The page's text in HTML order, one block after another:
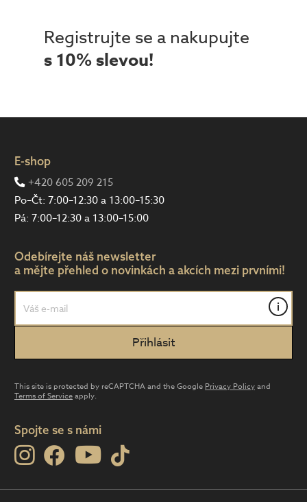
Registrujte se a nakupujte
s 10% slevou!
E-shop
+420 605 209 215
Po–Čt: 7:00–12:30 a 13:00–15:30
Pá: 7:00–12:30 a 13:00–15:00
Odebírejte náš newsletter
a mějte přehled o novinkách a akcích mezi prvními!
i
This site is protected by reCAPTCHA and the Google Privacy Policyand
Terms of Serviceapply.
Spojte se s námi